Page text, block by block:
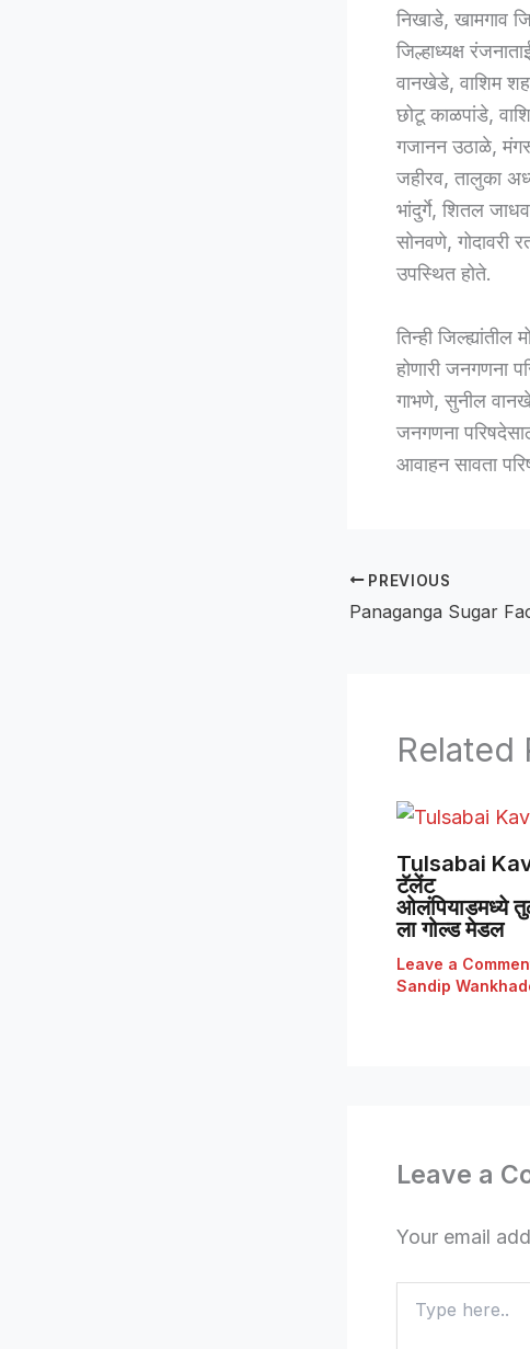
निखाडे, खामगाव
जिल्हाध्यक्ष
वानखेडे, वाशिम
छोटू काळपांडे,
गजानन उठाळे,
जहीरव, तालुका
भांदुर्गे, शितल
सोनवणे, गोदावरी
उपस्थित होते.
तिन्ही
होणारी जनगणना
गाभणे, सुनील
जनगणना
आवाहन सावता
PREVIOUS
Related
Tulsabai
टॅलेंट
ओलंपियाडमध्ये
ला गोल्ड मेडल
Leave a
Sandip
Leave a
Your email
here..